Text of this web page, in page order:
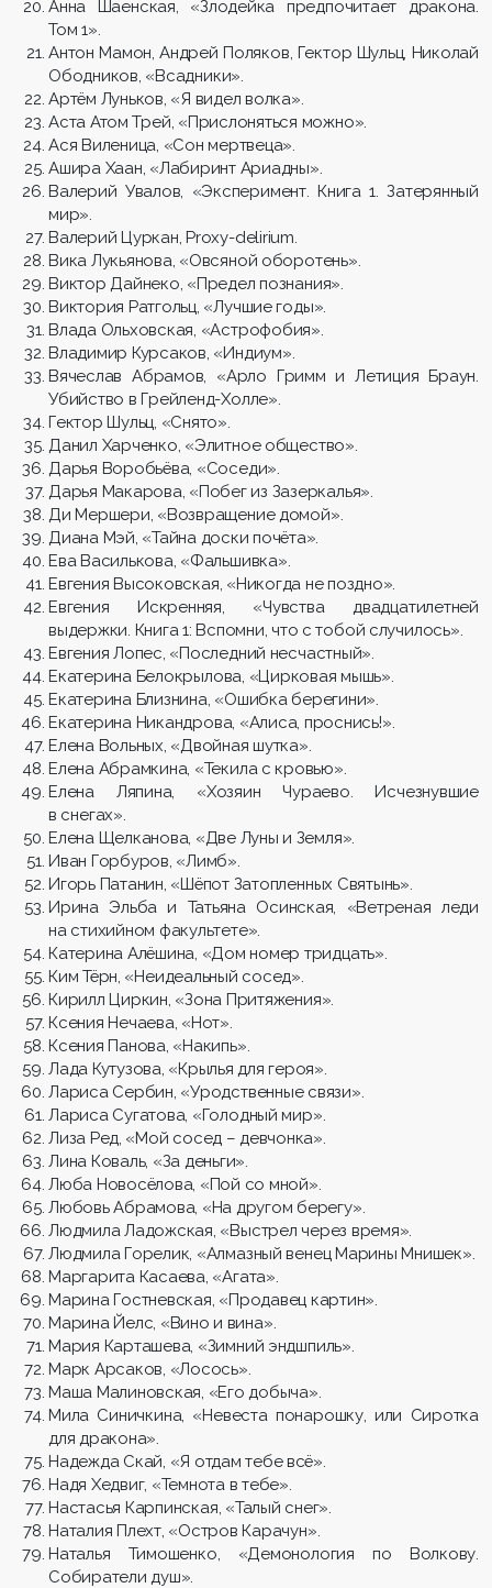
Анна Шаенская, «Злодейка предпочитает дракона.
Том 1».
Антон Мамон, Андрей Поляков, Гектор Шульц, Николай
Ободников, «Всадники».
Артём Луньков, «Я видел волка».
Аста Атом Трей, «Прислоняться можно».
Ася Виленица, «Сон мертвеца».
Ашира Хаан, «Лабиринт Ариадны».
Валерий Увалов, «Эксперимент. Книга 1. Затерянный
мир».
Валерий Цуркан, Proxy-delirium.
Вика Лукьянова, «Овсяной оборотень».
Виктор Дайнеко, «Предел познания».
Виктория Ратгольц, «Лучшие годы».
Влада Ольховская, «Астрофобия».
Владимир Курсаков, «Индиум».
Вячеслав Абрамов, «Арло Гримм и Летиция Браун.
Убийство в Грейленд-Холле».
Гектор Шульц, «Снято».
Данил Харченко, «Элитное общество».
Дарья Воробьёва, «Соседи».
Дарья Макарова, «Побег из Зазеркалья».
Ди Мершери, «Возвращение домой».
Диана Мэй, «Тайна доски почёта».
Ева Василькова, «Фальшивка».
Евгения Высоковская, «Никогда не поздно».
Евгения Искренняя, «Чувства двадцатилетней
выдержки. Книга 1: Вспомни, что с тобой случилось».
Евгения Лопес, «Последний несчастный».
Екатерина Белокрылова, «Цирковая мышь».
Екатерина Близнина, «Ошибка берегини».
Екатерина Никандрова, «Алиса, проснись!».
Елена Вольных, «Двойная шутка».
Елена Абрамкина, «Текила с кровью».
Елена Ляпина, «Хозяин Чураево. Исчезнувшие
в снегах».
Елена Щелканова, «Две Луны и Земля».
Иван Горбуров, «Лимб».
Игорь Патанин, «Шёпот Затопленных Святынь».
Ирина Эльба и Татьяна Осинская, «Ветреная леди
на стихийном факультете».
Катерина Алёшина, «Дом номер тридцать».
Ким Тёрн, «Неидеальный сосед».
Кирилл Циркин, «Зона Притяжения».
Ксения Нечаева, «Нот».
Ксения Панова, «Накипь».
Лада Кутузова, «Крылья для героя».
Лариса Сербин, «Уродственные связи».
Лариса Сугатова, «Голодный мир».
Лиза Ред, «Мой сосед – девчонка».
Лина Коваль, «За деньги».
Люба Новосёлова, «Пой со мной».
Любовь Абрамова, «На другом берегу».
Людмила Ладожская, «Выстрел через время».
Людмила Горелик, «Алмазный венец Марины Мнишек».
Маргарита Касаева, «Агата».
Марина Гостневская, «Продавец картин».
Марина Йелс, «Вино и вина».
Мария Карташева, «Зимний эндшпиль».
Марк Арсаков, «Лосось».
Маша Малиновская, «Его добыча».
Мила Синичкина, «Невеста понарошку, или Сиротка
для дракона».
Надежда Скай, «Я отдам тебе всё».
Надя Хедвиг, «Темнота в тебе».
Настасья Карпинская, «Талый снег».
Наталия Плехт, «Остров Карачун».
Наталья Тимошенко, «Демонология по Волкову.
Собиратели душ».